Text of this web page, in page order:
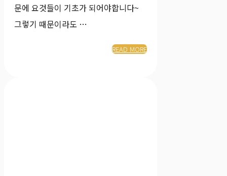
문에 요것들이 기초가 되어야합니다~
그렇기 때문이라도 …
READ MORE